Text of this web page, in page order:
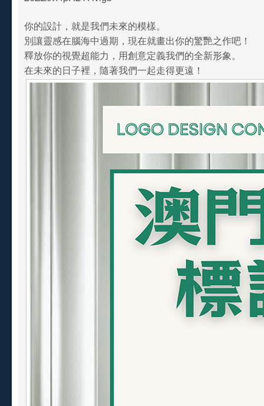
你的設計，就是我們未來的模樣。
別讓靈感在腦海中過期，現在就畫出你的驚艷之作吧！
釋放你的視覺超能力，用創意定義我們的全新形象。
在未來的日子裡，隨著我們一起走得更遠！